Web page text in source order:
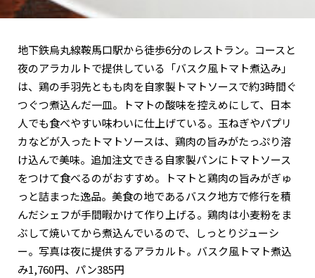
おすすめのイベント
地下鉄烏丸線鞍馬口駅から徒歩6分のレストラン。コースと
夜のアラカルトで提供している「バスク風トマト煮込み」
は、鶏の手羽先ともも肉を自家製トマトソースで約3時間ぐ
つぐつ煮込んだ一皿。トマトの酸味を控えめにして、日本
人でも食べやすい味わいに仕上げている。玉ねぎやパプリ
カなどが入ったトマトソースは、鶏肉の旨みがたっぷり溶
け込んで美味。追加注文できる自家製パンにトマトソース
をつけて食べるのがおすすめ。トマトと鶏肉の旨みがぎゅ
っと詰まった逸品。美食の地であるバスク地方で修行を積
んだシェフが手間暇かけて作り上げる。鶏肉は小麦粉をま
ぶして焼いてから煮込んでいるので、しっとりジューシ
ー。写真は夜に提供するアラカルト。バスク風トマト煮込
み1,760円、パン385円